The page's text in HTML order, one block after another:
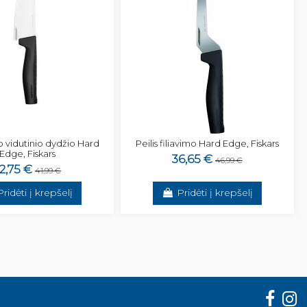
vidutinio dydžio Hard
Fiskars
€ 41,99 €
į krepšelį
Peilis filiavimo Hard Edge, Fiskars
36,65 € 46,99 €
Pridėti į krepšelį